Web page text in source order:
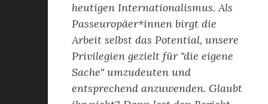
heutigen Internationalismus. Als
Passeuropäer*innen birgt die
Arbeit selbst das Potential, unsere
Privilegien gezielt für "die eigene
Sache" umzudeuten und
entsprechend anzuwenden. Glaubt